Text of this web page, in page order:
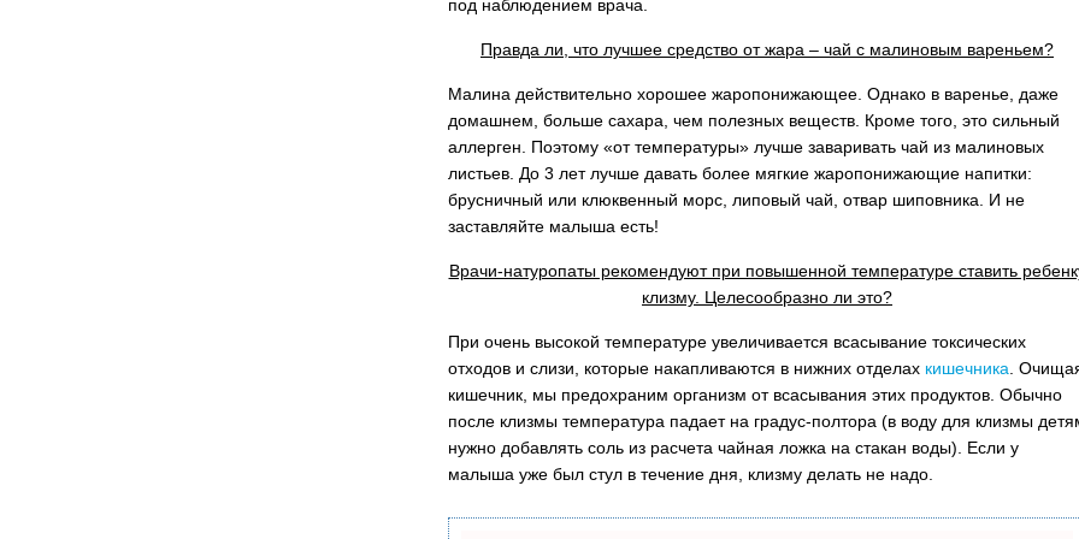
под наблюдением врача.
Правда ли, что лучшее средство от жара – чай с малиновым вареньем?
Малина действительно хорошее жаропонижающее. Однако в варенье, даже
домашнем, больше сахара, чем полезных веществ. Кроме того, это сильный
аллерген. Поэтому «от температуры» лучше заваривать чай из малиновых
листьев. До 3 лет лучше давать более мягкие жаропонижающие напитки:
брусничный или клюквенный морс, липовый чай, отвар шиповника. И не
заставляйте малыша есть!
Врачи-натуропаты рекомендуют при повышенной температуре ставить
клизму. Целесообразно ли это?
При очень высокой температуре увеличивается всасывание токсических
отходов и слизи, которые накапливаются в нижних отделах кишечника .
кишечник, мы предохраним организм от всасывания этих продуктов. Обычно
после клизмы температура падает на градус-полтора (в воду для клизмы
нужно добавлять соль из расчета чайная ложка на стакан воды). Если у
малыша уже был стул в течение дня, клизму делать не надо.